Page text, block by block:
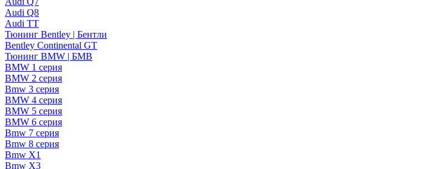
Audi Q8
Audi TT
Тюнинг Bentley | Бентли
Bentley Continental GT
Тюнинг BMW | БМВ
BMW 1 серия
BMW 2 серия
Bmw 3 серия
BMW 4 серия
BMW 5 серия
BMW 6 серия
Bmw 7 серия
Bmw 8 серия
Bmw X1
Bmw X3